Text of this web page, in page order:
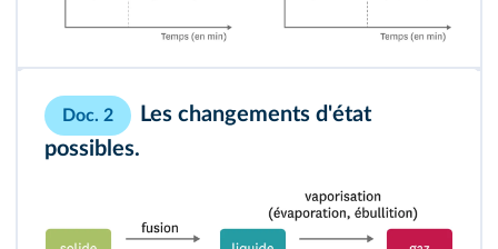
Doc. 2 Les changements d'état
possibles.